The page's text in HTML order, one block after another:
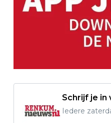
Schrijf je
Iedere